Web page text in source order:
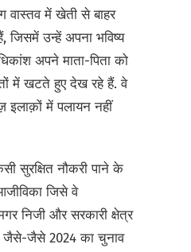
वास्तव में खेती से बाहर
उन्हें अपना भविष्य
अपने माता-पिता को
में खटते हुए देख रहे हैं. वे
इलाक़ों में पलायन नहीं
सुरक्षित नौकरी पाने के
जिसे वे
निजी और सरकारी क्षेत्र
जैसे-जैसे 2024 का चुनाव